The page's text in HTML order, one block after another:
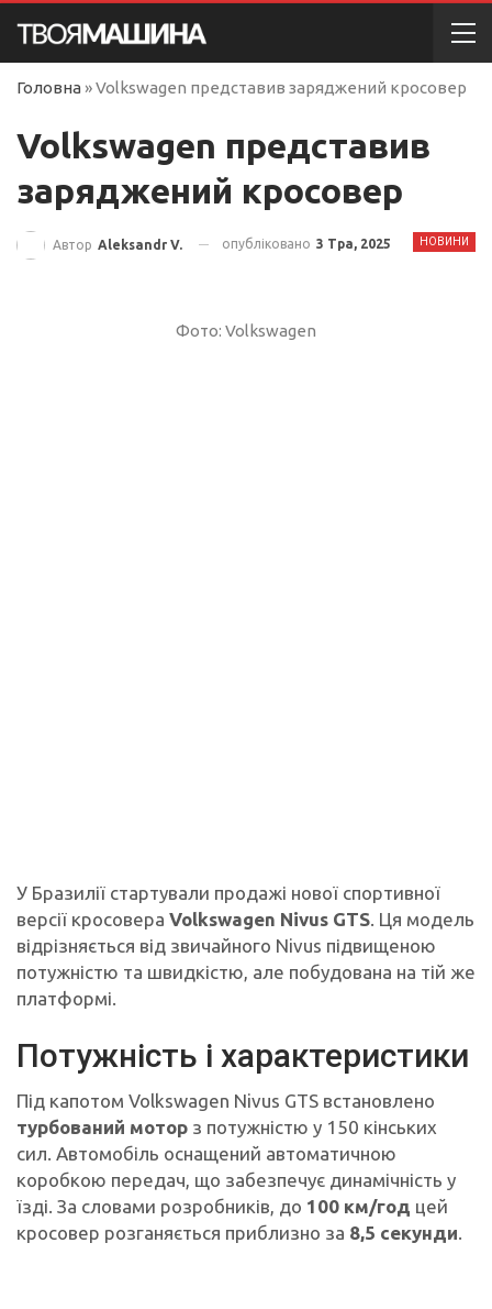
Головна »Volkswagen представив заряджений кросовер
Volkswagen представив
заряджений кросовер
НОВИНИ
Автор Aleksandr V. опубліковано 3 Тра, 2025
Фото: Volkswagen
У Бразилії стартували продажі нової спортивної
версії кросовера Volkswagen Nivus GTS. Ця модель
відрізняється від звичайного Nivus підвищеною
потужністю та швидкістю, але побудована на тій же
платформі.
Потужність і характеристики
Під капотом Volkswagen Nivus GTS встановлено
турбований мотор з потужністю у 150 кінських
сил. Автомобіль оснащений автоматичною
коробкою передач, що забезпечує динамічність у
їзді. За словами розробників, до 100 км/год цей
кросовер розганяється приблизно за 8,5 секунди.